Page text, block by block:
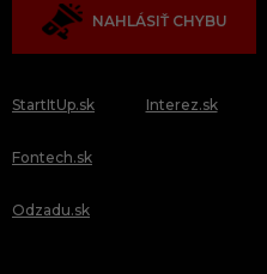
NAHLÁSIŤ CHYBU
StartItUp.sk
Fontech.sk
Odzadu.sk
Interez.sk